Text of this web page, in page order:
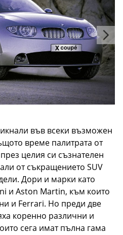
във всеки възможен
време палитрата от
целия си съзнателен
от съкращението SUV
Дори и марки като
и Aston Martin, към които
и Ferrari. Но преди две
коренно различни и
сега имат пълна гама
е най-маловажното
загатна за появата на
дизайнер на марката
му са свършили отлична